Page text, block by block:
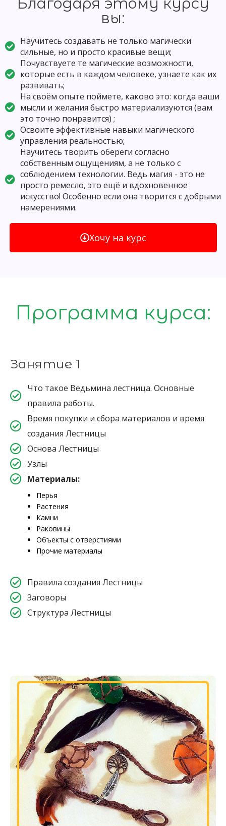
вы:
Научитесь создавать не только магически
сильные, но и просто красивые вещи;
Почувствуете те магические возможности,
которые есть в каждом человеке, узнаете как их
развивать;
На своём опыте поймете, каково это: когда ваши
мысли и желания быстро материализуются (вам
это точно понравится) ;
Освоите эффективные навыки магического
управления реальностью;
Научитесь творить обереги согласно
собственным ощущениям, а не только с
соблюдением технологии. Ведь магия - это не
просто ремесло, это ещё и вдохновенное
искусство! Особенно если она творится с добрыми
намерениями.
Хочу на курс
Программа курса:
Занятие 1
Что такое Ведьмина лестница. Основные
правила работы.
Время покупки и сбора материалов и время
создания Лестницы
Основа Лестницы
Узлы
Материалы:
Перья
Растения
Камни
Раковины
Объекты с отверстиями
Прочие материалы
Правила создания Лестницы
Заговоры
Структура Лестницы